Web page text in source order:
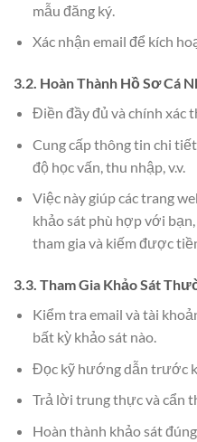
mẫu đăng ký.
Xác nhận email để kích
3.2. Hoàn Thành Hồ Sơ Cá
Điền đầy đủ và chính xác
Cung cấp thông tin chi
độ học vấn, thu nhập, v.v.
Việc này giúp các trang
khảo sát phù hợp với
tham gia và kiếm được
3.3. Tham Gia Khảo Sát
Kiểm tra email và tài
bất kỳ khảo sát nào.
Đọc kỹ hướng dẫn trước
Trả lời trung thực và cẩn
Hoàn thành khảo sát